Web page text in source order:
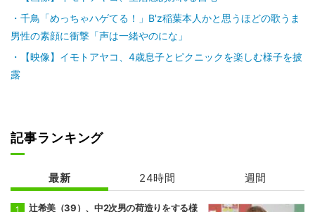
千鳥「めっちゃハゲてる！」B'z稲葉本人かと思うほどの歌うま
男性の素顔に衝撃「声は一緒やのにな」
【映像】イモトアヤコ、4歳息子とピクニックを楽しむ様子を披
露
記事ランキング
最新 24時間 週間
辻希美（39）、中2次男の荷造りをする様